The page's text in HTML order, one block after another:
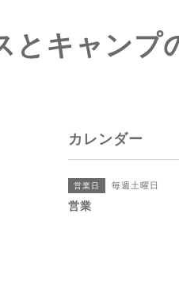
とキャンプ
カレンダー
営業日 毎週土曜日
営業